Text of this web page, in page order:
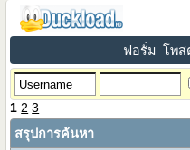
ฟอรั่ม โพส
1 2 3
สรุปการค้นหา